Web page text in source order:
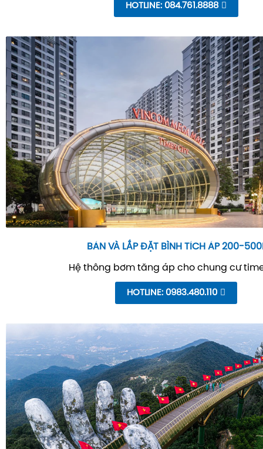
HOTLINE: 084.761.8888
BÁN VÀ LẮP ĐẶT BÌNH TÍCH ÁP 200-
Hệ thông bơm tăng áp cho chung cư
HOTLINE: 0983.480.110